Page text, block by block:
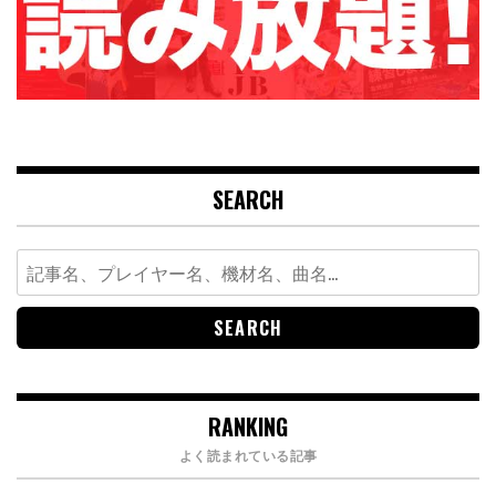
SEARCH
Search
for:
RANKING
よく読まれている記事